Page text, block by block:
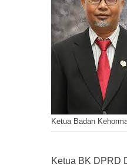
Ketua Badan
Ketua BK DPRD